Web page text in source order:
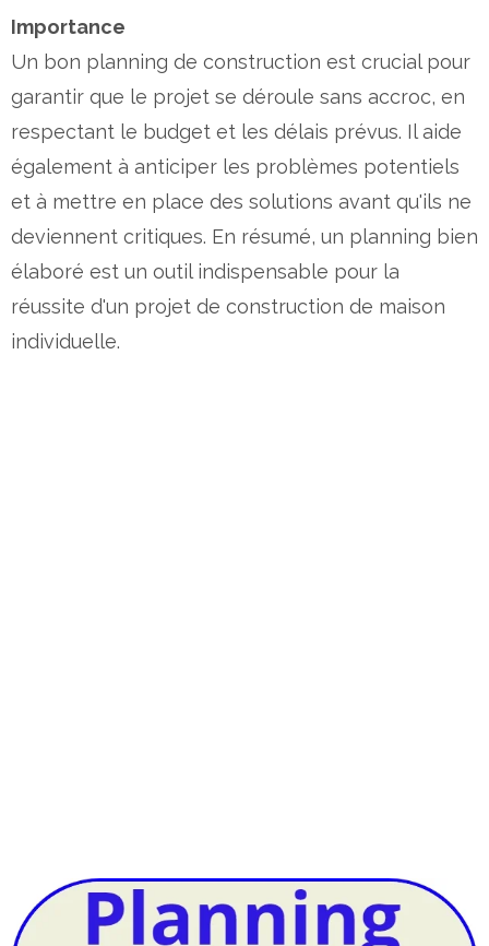
Importance
Un bon planning de construction est crucial pour
garantir que le projet se déroule sans accroc, en
respectant le budget et les délais prévus. Il aide
également à anticiper les problèmes potentiels
et à mettre en place des solutions avant qu'ils ne
deviennent critiques. En résumé, un planning bien
élaboré est un outil indispensable pour la
réussite d'un projet de construction de maison
individuelle.